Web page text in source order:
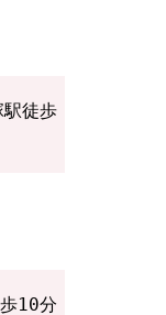
徒歩
10分